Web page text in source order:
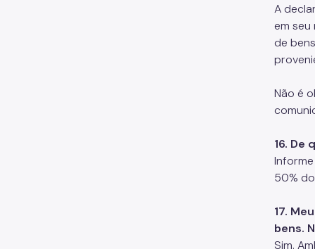
A
em
de
Não é
16. De
50%
17.
bens.
Sim.